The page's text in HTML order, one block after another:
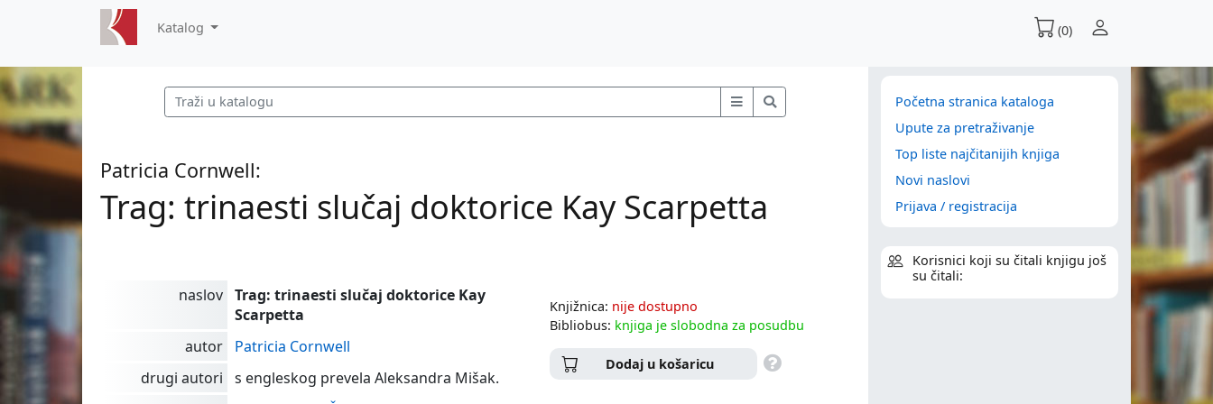
Katalog (0)
Patricia Cornwell:
Trag: trinaesti slučaj doktorice Kay Scarpetta
naslov
Trag: trinaesti slučaj doktorice Kay
Scarpetta
autor
Patricia Cornwell
drugi autori
s engleskog prevela Aleksandra Mišak.
Knjižnica: nije dostupno
Bibliobus: knjiga je slobodna za posudbu
Dodaj u košaricu
Početna stranica kataloga
Upute za pretraživanje
Top liste najčitanijih knjiga
Novi naslovi
Prijava / registracija
Korisnici koji su čitali knjigu još
su čitali: